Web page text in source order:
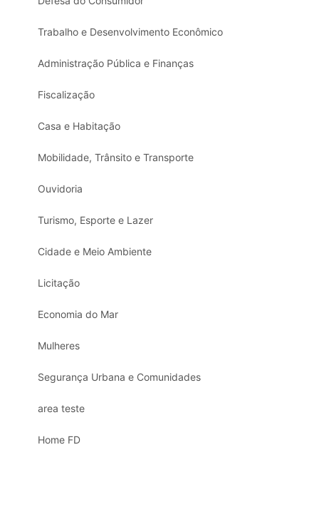
Trabalho e Desenvolvimento Econômico
Administração Pública e Finanças
Fiscalização
Casa e Habitação
Mobilidade, Trânsito e Transporte
Ouvidoria
Turismo, Esporte e Lazer
Cidade e Meio Ambiente
Licitação
Economia do Mar
Mulheres
Segurança Urbana e Comunidades
area teste
Home FD